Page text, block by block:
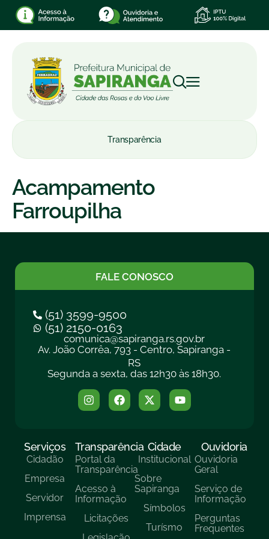
Transparência
Acampamento
Farroupilha
FALE CONOSCO
(51) 3599-9500
(51) 2150-0163
comunica@sapiranga.rs.gov.br
Av. João Corrêa, 793 - Centro, Sapiranga -
RS
Segunda a sexta, das 12h30 às 18h30.
Serviços
Cidadão
Empresa
Servidor
Imprensa
Transparência
Portal da
Transparência
Acesso à
Informação
Licitações
Cidade
Institucional
Sobre
Sapiranga
Símbolos
Turísmo
Ouvidoria
Ouvidoria
Geral
Serviço de
Informação
Perguntas
Frequentes